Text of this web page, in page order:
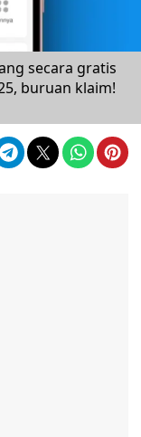
secara gratis
buruan klaim!